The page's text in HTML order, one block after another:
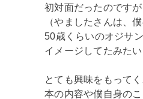
初対面だったのですが
（やましたさんは、
50歳くらいのオジサ
イメージしてたみたい
とても興味をもってく
本の内容や僕自身のこ